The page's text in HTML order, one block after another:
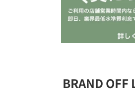
BRAND